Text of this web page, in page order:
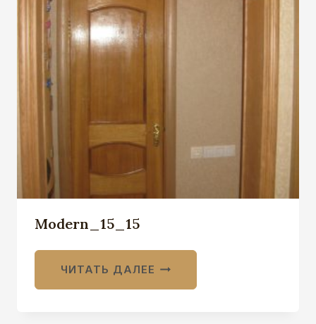
Modern_15_15
ЧИТАТЬ ДАЛЕЕ